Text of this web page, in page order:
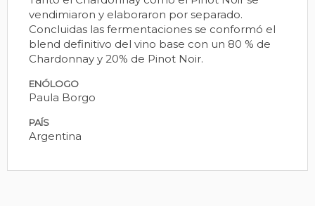
vendimiaron y elaboraron por separado.
Concluidas las fermentaciones se conformó el
blend definitivo del vino base con un 80 % de
Chardonnay y 20% de Pinot Noir.
ENÓLOGO
Paula Borgo
PAÍS
Argentina